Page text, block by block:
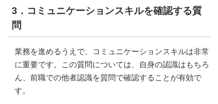
3．コミュニケーションスキルを確認する質
問
業務を進めるうえで、コミュニケーションスキルは非常
に重要です。この質問については、自身の認識はもちろ
ん、前職での他者認識を質問で確認することが有効で
す。